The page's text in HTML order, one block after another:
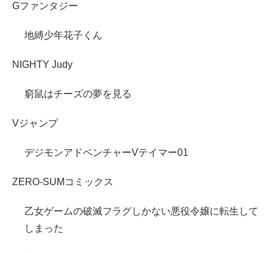
Gファンタジー
地縛少年花子くん
NIGHTY Judy
窮鼠はチーズの夢を見る
Vジャンプ
デジモンアドベンチャーVテイマー01
ZERO-SUMコミックス
乙女ゲームの破滅フラグしかない悪役令嬢に転生して
しまった